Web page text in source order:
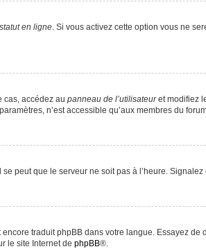
en ligne. Si vous activez cette option vous ne
cas, accédez au panneau de l’utilisateuret modifiez
n’est accessible qu’aux membres du
peut que le serveur ne soit pas à l’heure.
traduit phpBB dans votre langue. Essayez
le site Internet de phpBB®.